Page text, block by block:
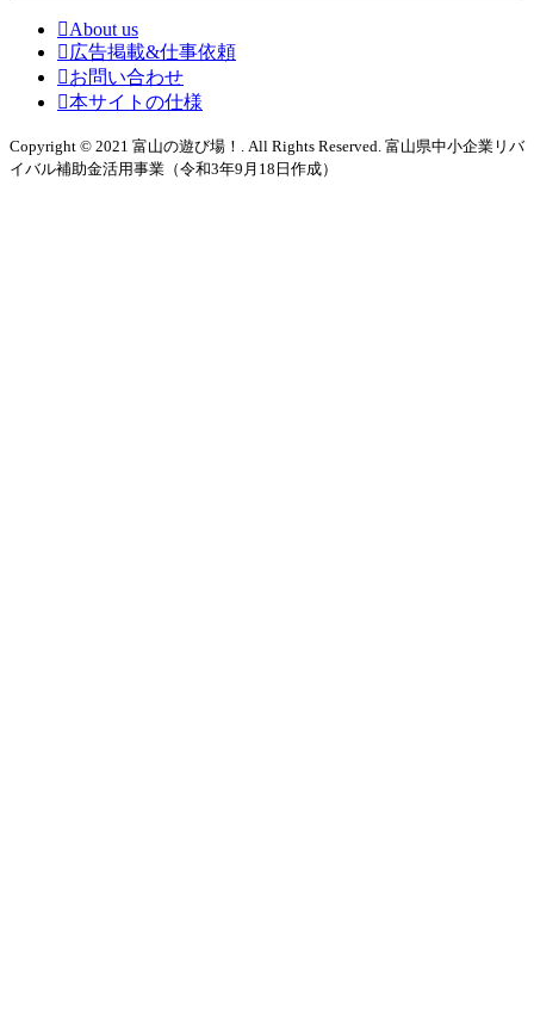
About us
広告掲載&仕事依頼
お問い合わせ
本サイトの仕様
Copyright © 2021 富山の遊び場！. All Rights Reserved. 富山県中小企業リバ
イバル補助金活用事業（令和3年9月18日作成）